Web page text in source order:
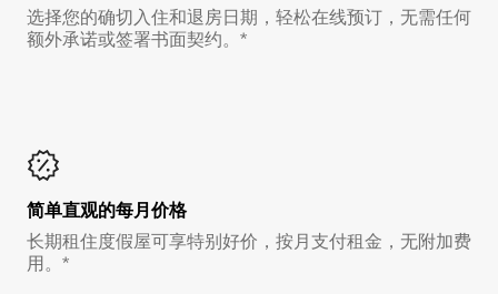
选择您的确切入住和退房日期，轻松在线预订，无需任何
额外承诺或签署书面契约。*
简单直观的每月价格
长期租住度假屋可享特别好价，按月支付租金，无附加费
用。*